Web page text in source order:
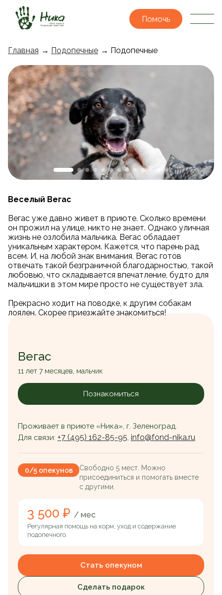
Помочь
Главная → Подопечные → Подопечные
Веселый Вегас
Вегас уже давно живет в приюте. Сколько времени
он прожил на улице, никто не знает. Однако уличная
жизнь не озлобила мальчика. Вегас обладает
уникальным характером. Кажется, что парень рад
всем. И, на любой знак внимания, Вегас готов
отвечать такой безграничной благодарностью, такой
любовью, что складывается впечатление, будто для
мальчишки в этом мире просто не существует зла.
Прекрасно ходит на поводке, к другим собакам
лоялен. Скорее приезжайте знакомиться!
Вегас
11 лет 7 месяцев, мальчик
Познакомиться
Проживает в приюте «Ника», г. Зеленоград.
Для связи: +7 (495) 162-85-95, info@fond-nika.ru
0/5 опекунов
Свободно 5 мест. Можно
присоединиться и помогать вместе
с другими.
3 500 ₽ / мес
Регулярная помощь на корм, уход и содержание
подопечного.
Стать опекуном
Сделать подарок